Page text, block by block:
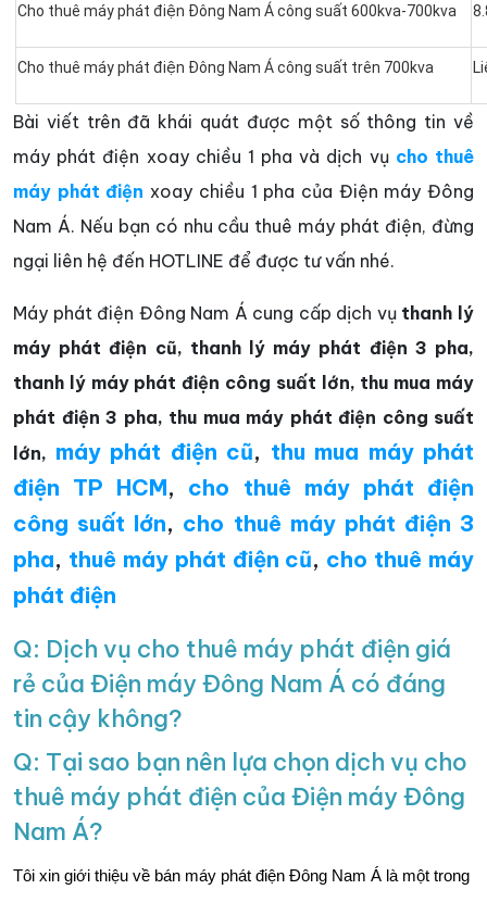
Cho thuê máy phát điện Đông Nam Á công suất 600kva-700kva
Cho thuê máy phát điện Đông Nam Á công suất trên 700kva
Bài viết trên đã khái quát được một số thông tin về
máy phát điện xoay chiều 1 pha và dịch vụ cho thuê
máy phát điện xoay chiều 1 pha của Điện máy Đông
Nam Á. Nếu bạn có nhu cầu thuê máy phát điện, đừng
ngại liên hệ đến HOTLINE để được tư vấn nhé.
Máy phát điện Đông Nam Á cung cấp dịch vụ thanh lý
máy phát điện cũ, thanh lý máy phát điện 3 pha,
thanh lý máy phát điện công suất lớn, thu mua máy
phát điện 3 pha, thu mua máy phát điện công suất
lớn, máy phát điện cũ, thu mua máy phát
điện TP HCM, cho thuê máy phát điện
công suất lớn, cho thuê máy phát điện 3
pha, thuê máy phát điện cũ, cho thuê máy
phát điện
Q: Dịch vụ cho thuê máy phát điện giá
rẻ của Điện máy Đông Nam Á có đáng
tin cậy không?
Q: Tại sao bạn nên lựa chọn dịch vụ cho
thuê máy phát điện của Điện máy Đông
Nam Á?
Tôi xin giới thiệu về bán máy phát điện Đông Nam Á là một trong